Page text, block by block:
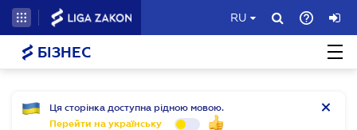
RU
БІЗНЕС
Ця сторінка доступна рідною мовою.
Перейти на українську